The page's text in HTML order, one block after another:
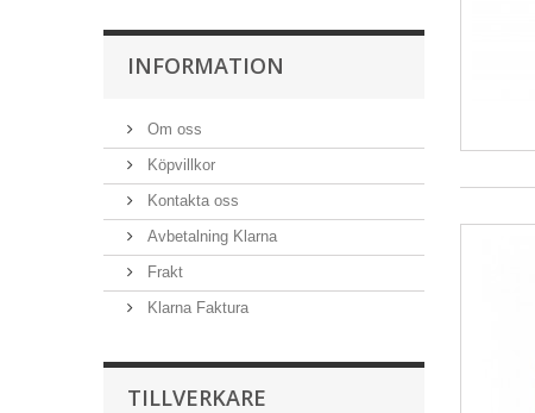
INFORMATION
Om oss
Köpvillkor
Kontakta oss
Avbetalning Klarna
Frakt
Klarna Faktura
TILLVERKARE